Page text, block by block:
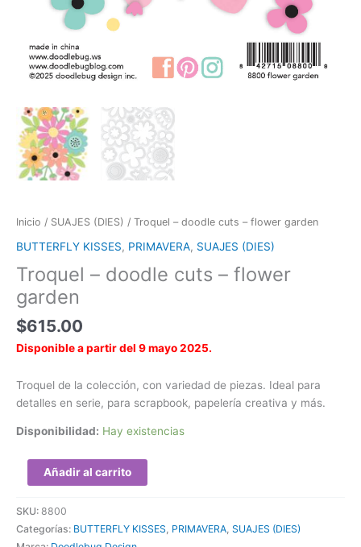
Inicio / SUAJES (DIES) / Troquel – doodle cuts – flower garden
BUTTERFLY KISSES, PRIMAVERA, SUAJES (DIES)
Troquel – doodle cuts – flower
garden
$615.00
Disponible a partir del 9 mayo 2025.
Troquel de la colección, con variedad de piezas. Ideal para
detalles en serie, para scrapbook, papelería creativa y más.
Disponibilidad: Hay existencias
Añadir al carrito
SKU: 8800
Categorías: BUTTERFLY KISSES PRIMAVERA SUAJES (DIES)